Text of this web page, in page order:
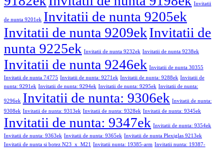
Invitatii
de nunta 9201ek Invitatii de nunta 9205ek
Invitatii de nunta 9209ekInvitatii de
nunta 9225ek Invitatii de nunta 9232ek Invitatii de nunta 9238ek
Invitatii de nunta 9246ek Invitatii de nunta 30355
Invitatii de nunta 74775 Invitatii de nunta: 9271ek Invitatii de nunta: 9288ek Invitatii de
nunta: 9291ek Invitatii de nunta: 9294ek Invitatii de nunta: 9295ek Invitatii de nunta:
9296ek Invitatii de nunta: 9306ek Invitatii de nunta:
9308ek Invitatii de nunta: 9313ek Invitatii de nunta: 9328ek Invitatii de nunta: 9345ek
Invitatii de nunta: 9347ek Invitatii de nunta: 9354ek
Invitatii de nunta: 9363ek Invitatii de nunta: 9365ek Invitatii de nunta Plexiglas 9213ek
Invitatii de nunta si botez N23_x_M21 Invitatii nunta: 19385-arm Invitatii nunta: 19387-